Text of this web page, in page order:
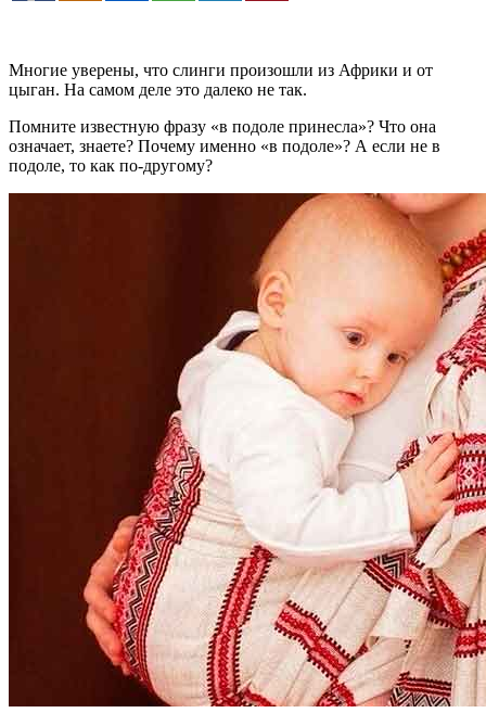
Многие уверены, что слинги произошли из Африки и от
цыган. На самом деле это далеко не так.
Помните известную фразу «в подоле принесла»? Что она
означает, знаете? Почему именно «в подоле»? А если не в
подоле, то как по-другому?